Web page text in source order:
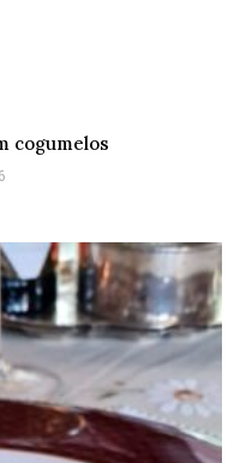
cogumelos